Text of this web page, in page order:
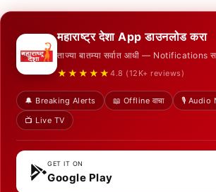
महाराष्ट्र देशा App डाउनलोड करा
ताज्या बातम्या सर्वात आधी — Notifications
★★★★★ 4.8 (12K+ reviews)
🔔 Breaking Alerts 📖 Offline वाचा
🎙️ Audio
📺 Live TV
GET IT ON
Google Play